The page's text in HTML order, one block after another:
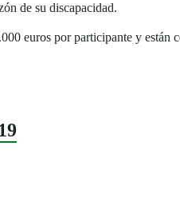
de su discapacidad.
euros por participante y